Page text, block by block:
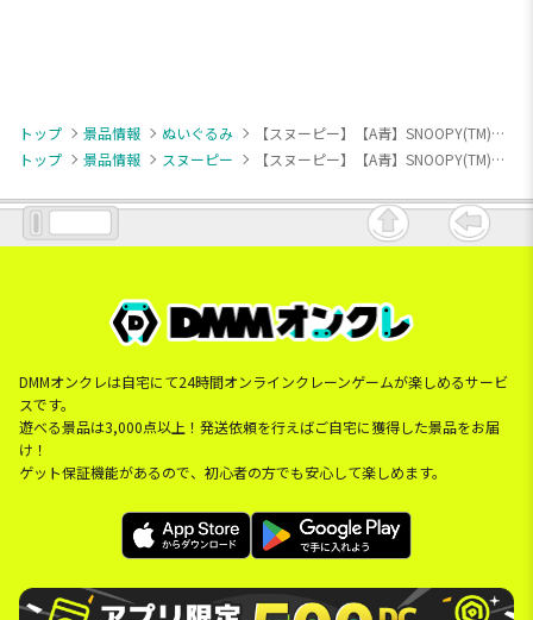
トップ 景品情報 ぬいぐるみ
【スヌーピー】【A青】SNOOPY(TM) ぬいぐるみ 和柄（EX）
トップ
景品情報 スヌーピー 【スヌーピー】【A青】SNOOPY(TM) ぬいぐるみ 和柄（EX）
DMMオンクレは自宅にて24時間オンラインクレーンゲームが楽しめるサービ
スです。
遊べる景品は3,000点以上！発送依頼を行えばご自宅に獲得した景品をお届
け！
ゲット保証機能があるので、初心者の方でも安心して楽しめます。